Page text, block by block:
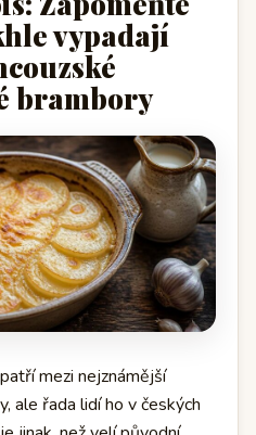
vypadají
brambory
mezi nejznámější
ale řada lidí ho v českých